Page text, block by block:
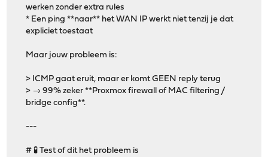
werken zonder extra rules
* Een ping **naar** het WAN IP werkt niet tenzij je dat
expliciet toestaat
Maar jouw probleem is:
> ICMP gaat eruit, maar er komt GEEN reply terug
> → 99% zeker **Proxmox firewall of MAC filtering /
bridge config**.
---
# 🧪 Test of dit het probleem is